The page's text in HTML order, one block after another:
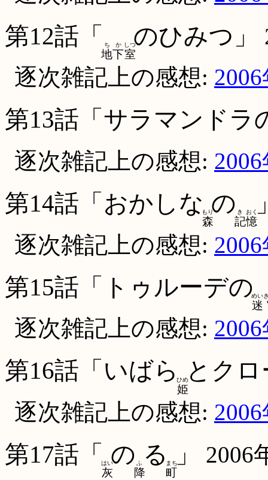
第12話「
地下室
ち か しつのひみつ」
逐次雑記上の感想:
第13話「サラマンドラ
逐次雑記上の感想:
第14話「おかしな
森
もりの
記憶
き おく
逐次雑記上の感想:
第15話「トゥルーデの
迷
めい
逐次雑記上の感想:
第16話「いばら
姫
ひめとクロ
逐次雑記上の感想:
第17話「
灰
はいの
降
ふ る
町
まち」
2006